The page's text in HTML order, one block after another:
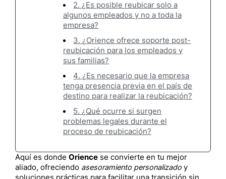
2. ¿Es posible reubicar solo a
algunos empleados y no a toda la
empresa?
3. ¿Orience ofrece soporte post-
reubicación para los empleados y
sus familias?
4. ¿Es necesario que la empresa
tenga presencia previa en el país de
destino para realizar la reubicación?
5. ¿Qué ocurre si surgen
problemas legales durante el
proceso de reubicación?
Aquí es donde Orience se convierte en tu mejor
aliado, ofreciendo asesoramiento personalizado y